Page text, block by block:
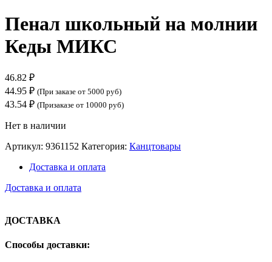
Пенал школьный на молнии
Кеды МИКС
46.82 ₽
44.95 ₽ (При заказе от 5000 руб)
43.54 ₽ (Призаказе от 10000 руб)
Нет в наличии
Артикул: 9361152 Категория: Канцтовары
Доставка и оплата
Доставка и оплата
ДОСТАВКА
Способы доставки: